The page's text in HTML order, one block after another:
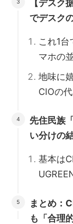
【デスク
でデスク
これ1
マホの
地味に
CIOの
先住民族
い分けの
基本は
まとめ：
も「合理